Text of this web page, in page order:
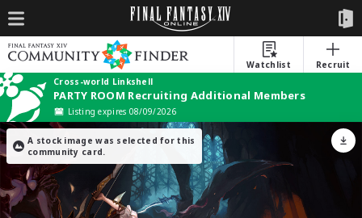
Watchlist
Recruit
Cross-world Linkshell
PARTY ROOM Recruiting Additional Members
Listing expires 08/09/2026
A stock image was selected for this
community card.